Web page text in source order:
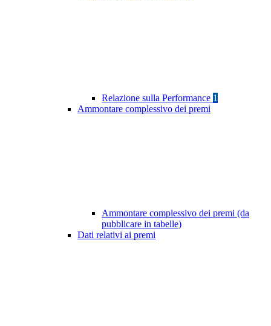
Relazione sulla Performance 1
Ammontare complessivo dei premi
Ammontare complessivo dei premi (da
pubblicare in tabelle)
Dati relativi ai premi